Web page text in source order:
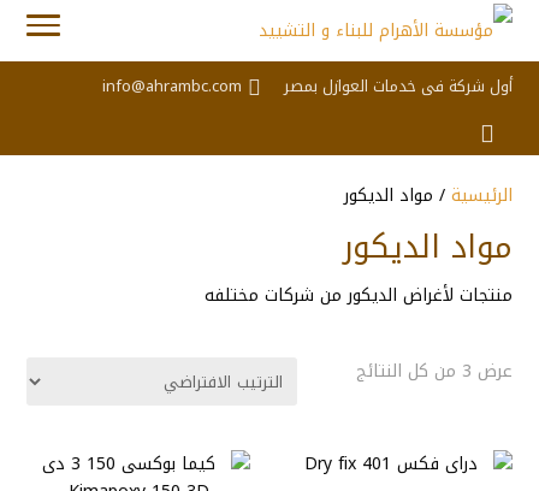
أول شركة فى خدمات العوازل بمصر info@ahrambc.com
الرئيسية/ مواد الديكور
مواد الديكور
منتجات لأغراض الديكور من شركات مختلفه
عرض ⁦3⁩ من كل النتائج